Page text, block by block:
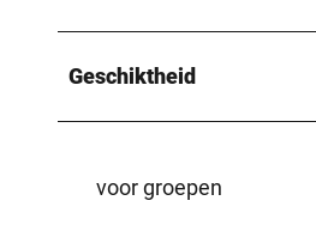
Geschiktheid
voor groepen